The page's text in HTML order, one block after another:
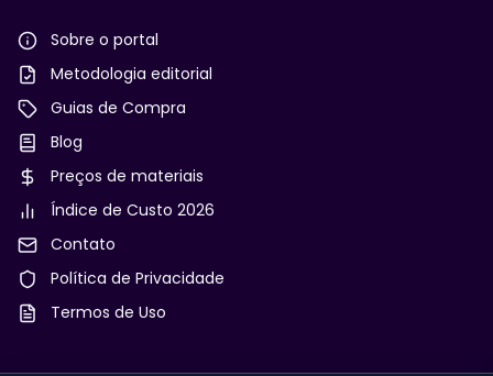
Sobre o portal
Metodologia editorial
Guias de Compra
Blog
Preços de materiais
Índice de Custo 2026
Contato
Política de Privacidade
Termos de Uso